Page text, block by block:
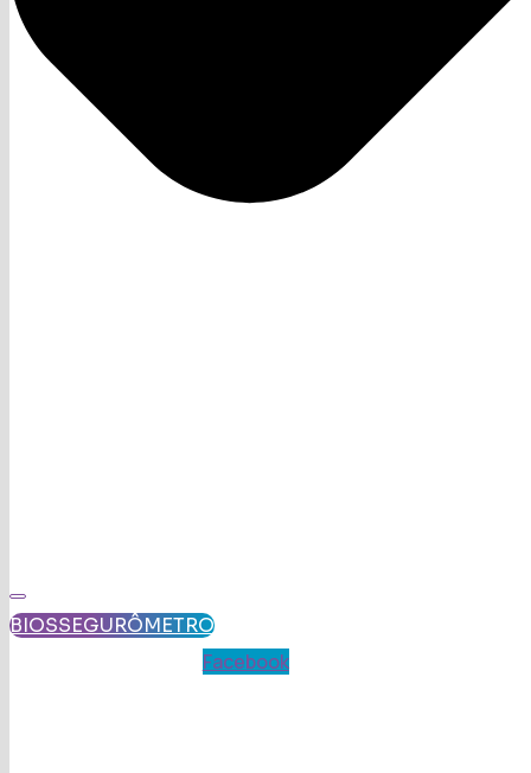
BIOSSEGURÔMETRO
Facebook